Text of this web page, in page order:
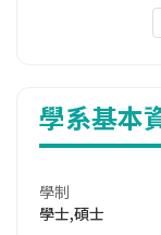
學系基本
學制
學士,碩士